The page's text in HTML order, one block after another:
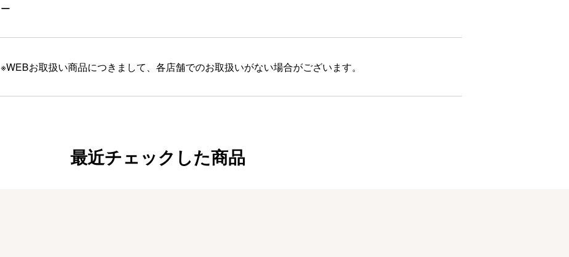
ー
※WEBお取扱い商品につきまして、各店舗でのお取扱いがない場合がございます。
最近チェックした商品